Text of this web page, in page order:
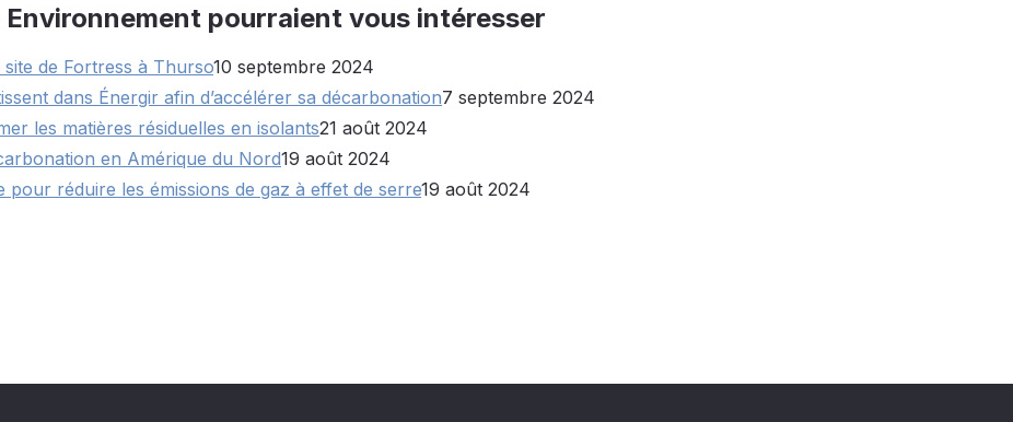
pourraient vous intéresser
de Fortress à Thurso10 septembre 2024
dans Énergir afin d’accélérer sa décarbonation7 septembre 2024
les matières résiduelles en isolants21 août 2024
en Amérique du Nord19 août 2024
réduire les émissions de gaz à effet de serre19 août 2024